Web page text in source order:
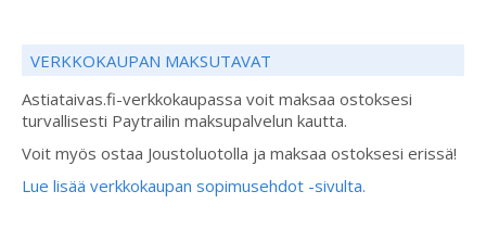
VERKKOKAUPAN MAKSUTAVAT
Astiataivas.fi-verkkokaupassa voit maksaa ostoksesi
turvallisesti Paytrailin maksupalvelun kautta.
Voit myös ostaa Joustoluotolla ja maksaa ostoksesi erissä!
Lue lisää verkkokaupan sopimusehdot -sivulta.